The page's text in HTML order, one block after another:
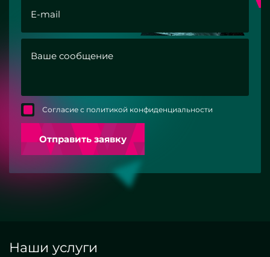
Согласие с политикой конфиденциальности
Отправить заявку
Наши услуги